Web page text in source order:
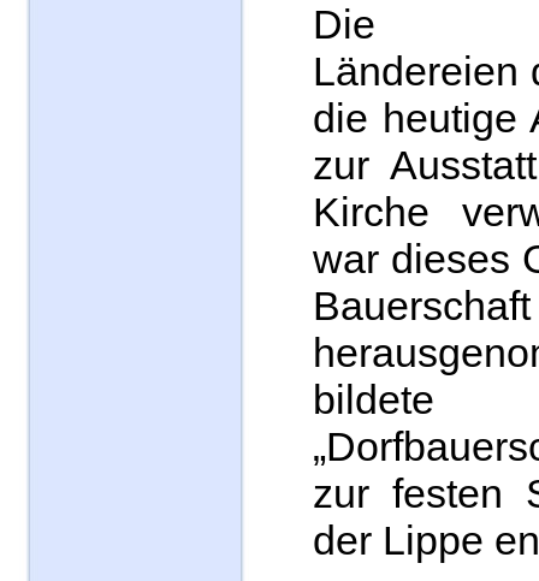
Die
Ländereien
die heutige
zur
Kirche
war dieses
zur festen
der Lippe